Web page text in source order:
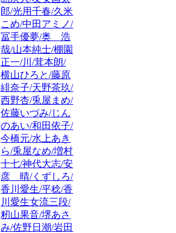
郎/光用千春/久米
こめ/中田アミノ/
冨手優夢/奥 浩
哉/山本純士/棚園
正一/川/茸本朗/
横山ひろと/藤原
緋奈子/天野茶玖/
西野杏/兎屋まめ/
佐藤いづみ/じん
のあい/和田依子/
今橋元/水上あき
ら/兎屋なめ/増村
十七/神代大志/安
彦 晴/くずしろ/
香川愛生/平稔/香
川愛生女流三段/
籾山果音/堺あさ
み/佐野日潮/岩田